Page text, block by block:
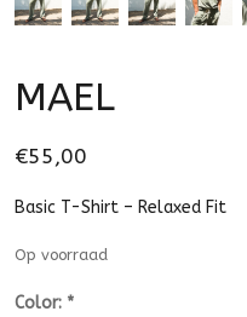
MAEL
€55,00
Basic T-Shirt – Relaxed Fit
Op voorraad
Color: *